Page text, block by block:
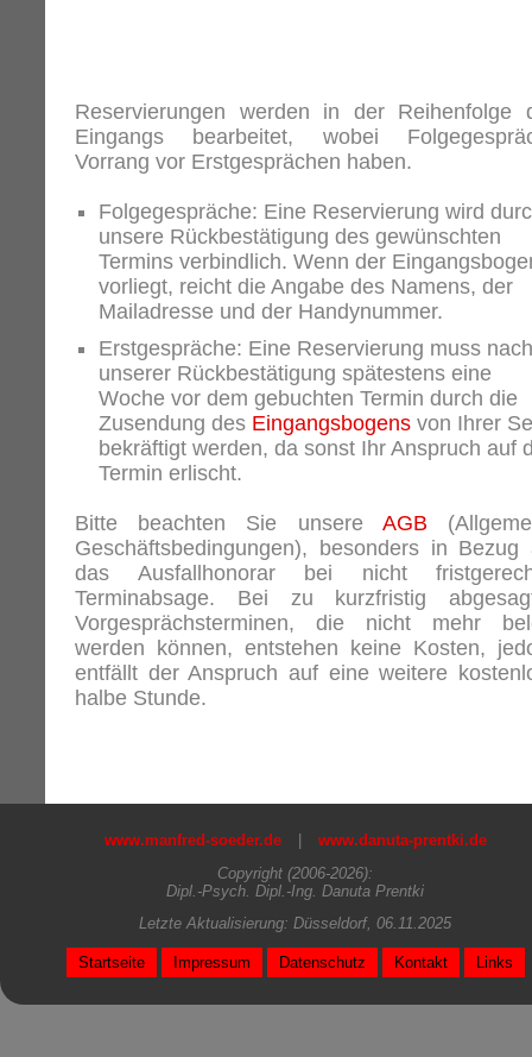
Reservierungen werden in der Reihenfolge
Eingangs bearbeitet, wobei
Vorrang vor Erstgesprächen haben.
Folgegespräche: Eine Reservierung wird
unsere Rückbestätigung des gewünschten
Termins verbindlich. Wenn der
vorliegt, reicht die Angabe des Namens, der
Mailadresse und der Handynummer.
Erstgespräche: Eine Reservierung muss nach
unserer Rückbestätigung spätestens eine
Woche vor dem gebuchten Termin durch die
Zusendung des Eingangsbogens von Ihrer
bekräftigt werden, da sonst Ihr Anspruch auf
Termin erlischt.
Bitte beachten Sie unsere AGB
Geschäftsbedingungen), besonders in Bezug
das Ausfallhonorar bei nicht
Terminabsage. Bei zu kurzfristig
Vorgesprächsterminen, die nicht mehr
werden können, entstehen keine Kosten,
entfällt der Anspruch auf eine weitere
halbe Stunde.
www.manfred-soeder.de
www.danuta-prentki.de
Copyright (2006-2026):
Dipl.-Psych. Dipl.-Ing. Danuta Prentki
Letzte Aktualisierung: Düsseldorf, 06.11.2025
Startseite Impressum Datenschutz Kontakt Links